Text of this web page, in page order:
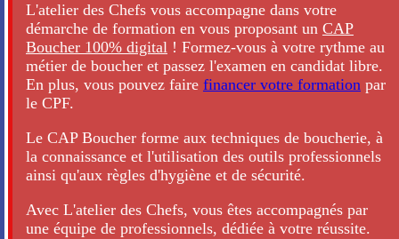
L'atelier des Chefs vous accompagne dans votre
démarche de formation en vous proposant un CAP
Boucher 100% digital ! Formez-vous à votre rythme au
métier de boucher et passez l'examen en candidat libre.
En plus, vous pouvez faire financer votre formationpar
le CPF.
Le CAP Boucher forme aux techniques de boucherie, à
la connaissance et l'utilisation des outils professionnels
ainsi qu'aux règles d'hygiène et de sécurité.
Avec L'atelier des Chefs, vous êtes accompagnés par
une équipe de professionnels, dédiée à votre réussite.